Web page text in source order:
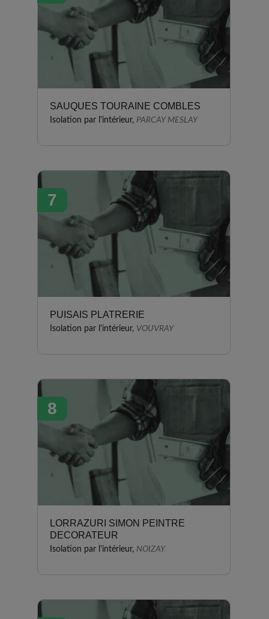
SAUQUES TOURAINE COMBLES
Isolation par l'intérieur, PARCAY MESLAY
7
PUISAIS PLATRERIE
Isolation par l'intérieur, VOUVRAY
8
LORRAZURI SIMON PEINTRE
DECORATEUR
Isolation par l'intérieur, NOIZAY